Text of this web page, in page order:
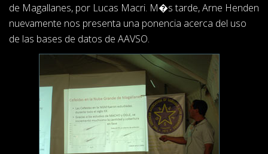
de Magallanes, por Lucas Macri. M�s tarde, Arne Henden
nuevamente nos presenta una ponencia acerca del uso
de las bases de datos de AAVSO.